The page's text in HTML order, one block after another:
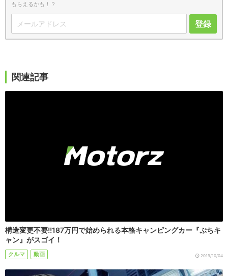
もらえるかも！？
登録
関連記事
構造変更不要!!187万円で始められる本格キャンピングカー『ぷちキ
ャン』がスゴイ！
クルマ 動画 2019/10/04